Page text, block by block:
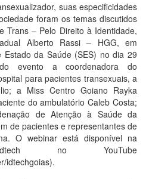
suas especificidades
foram os temas discutidos
Trans – Pelo Direito à Identidade,
Alberto Rassi – HGG, em
da Saúde (SES) no dia 29
evento a coordenadora do
para pacientes transexuais, a
a Miss Centro Goiano Rayka
do ambulatório Caleb Costa;
de Atenção à Saúde da
de pacientes e representantes de
O webinar está disponível na
no YouTube
idtechgoias).